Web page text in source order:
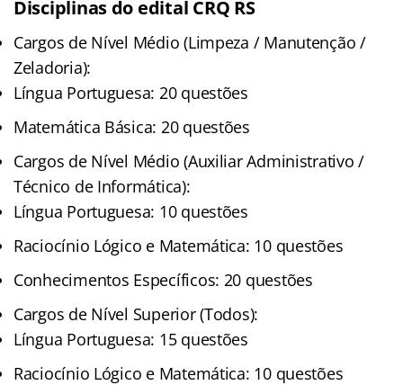
Disciplinas do edital CRQ RS
Cargos de Nível Médio (Limpeza / Manutenção /
Zeladoria):
Língua Portuguesa: 20 questões
Matemática Básica: 20 questões
Cargos de Nível Médio (Auxiliar Administrativo /
Técnico de Informática):
Língua Portuguesa: 10 questões
Raciocínio Lógico e Matemática: 10 questões
Conhecimentos Específicos: 20 questões
Cargos de Nível Superior (Todos):
Língua Portuguesa: 15 questões
Raciocínio Lógico e Matemática: 10 questões